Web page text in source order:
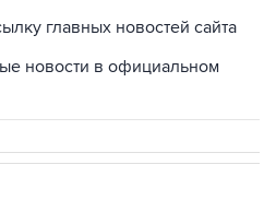
главных новостей сайта
новости в официальном